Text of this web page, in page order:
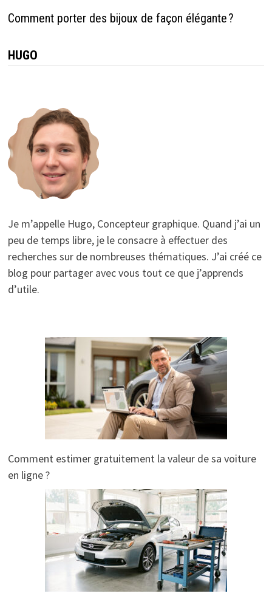
Comment porter des bijoux de façon élégante ?
HUGO
Je m’appelle Hugo, Concepteur graphique. Quand j’ai un
peu de temps libre, je le consacre à effectuer des
recherches sur de nombreuses thématiques. J’ai créé ce
blog pour partager avec vous tout ce que j’apprends
d’utile.
Comment estimer gratuitement la valeur de sa voiture
en ligne ?